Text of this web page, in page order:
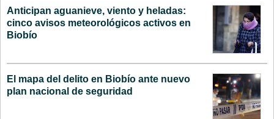
Anticipan aguanieve, viento y heladas:
cinco avisos meteorológicos activos en
Biobío
El mapa del delito en Biobío ante nuevo
plan nacional de seguridad